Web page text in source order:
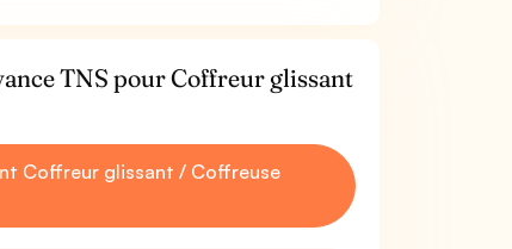
TNS pour Coffreur glissant
Coffreur glissant / Coffreuse